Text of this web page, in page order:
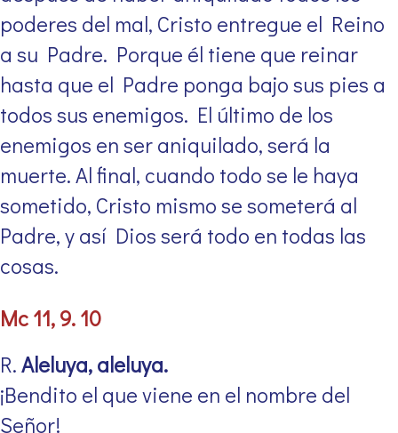
poderes del mal, Cristo entregue el Reino
a su Padre. Porque él tiene que reinar
hasta que el Padre ponga bajo sus pies a
todos sus enemigos. El último de los
enemigos en ser aniquilado, será la
muerte. Al final, cuando todo se le haya
sometido, Cristo mismo se someterá al
Padre, y así Dios será todo en todas las
cosas.
Mc 11, 9. 10
R.Aleluya, aleluya.
¡Bendito el que viene en el nombre del
Señor!